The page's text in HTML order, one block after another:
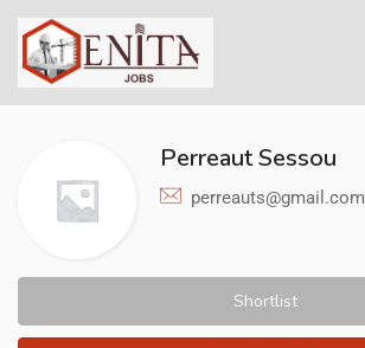
Perreaut Sessou
perreauts@gmail.com
Shortlist